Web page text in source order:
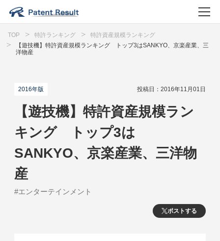
TOP 特許ランキング
特許資産規模ランキング
【遊技機】特許資産規模ランキング トップ3はSANKYO、京楽産業、三
洋物産
2016年版 投稿日：2016年11月01日
ポストする
【遊技機】特許資産規模ラン
キング トップ3は
SANKYO、京楽産業、三洋物
産
#エンターテインメント